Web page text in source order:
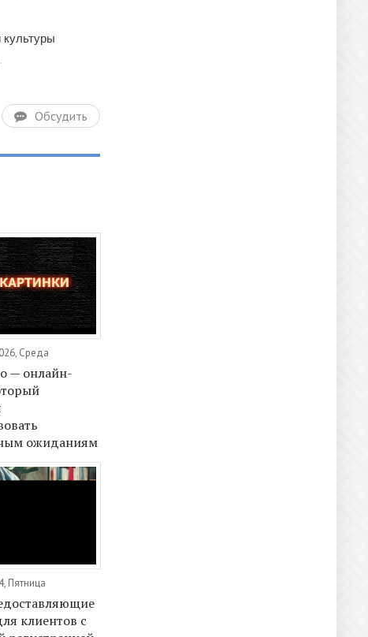
культуры
Обсудить
Среда
— онлайн-
ожиданиям
Пятница
клиентов с